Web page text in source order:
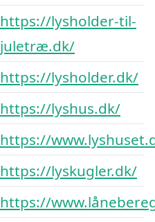
https://lysholder-til-
juletræ.dk/
https://lysholder.dk/
https://lyshus.dk/
https://
https://lyskugler.dk/
https://